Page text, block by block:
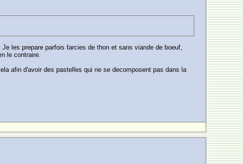
les prepare parfois farcies de thon et sans viande de boeuf,
le contraire.
afin d'avoir des pastelles qui ne se decomposent pas dans la